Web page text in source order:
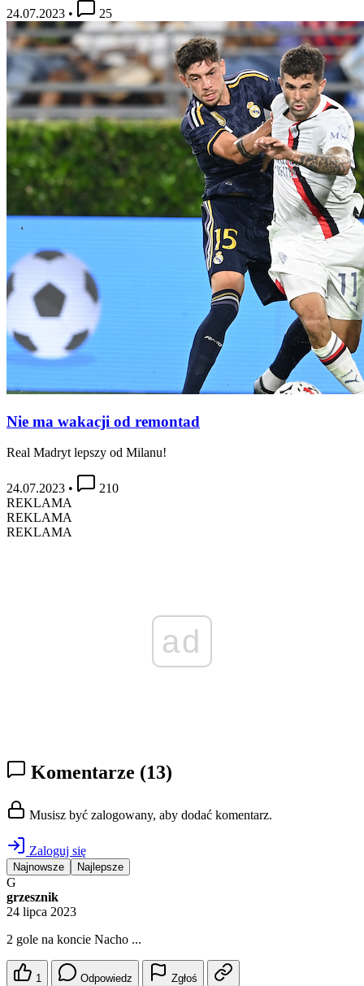
24.07.2023 • 25
Nie ma wakacji od remontad
Real Madryt lepszy od Milanu!
24.07.2023 •
210
REKLAMA
REKLAMA
REKLAMA
ad
Komentarze (13)
Musisz być zalogowany, aby dodać komentarz.
Zaloguj się
Najnowsze Najlepsze
G
grzesznik
24 lipca 2023
2 gole na koncie Nacho ...
1 Odpowiedz Zgłoś